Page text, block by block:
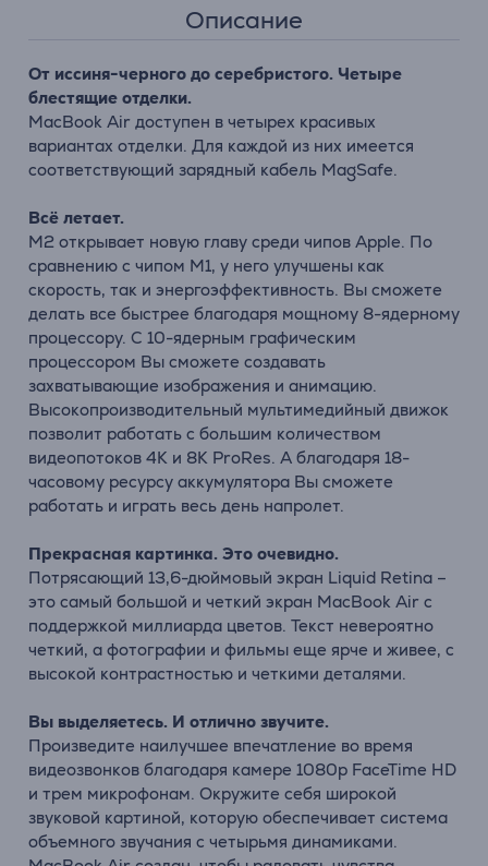
Описание
От иссиня-черного до серебристого. Четыре
блестящие отделки.
MacBook Air доступен в четырех красивых
вариантах отделки. Для каждой из них имеется
соответствующий зарядный кабель MagSafe.
Всё летает.
M2 открывает новую главу среди чипов Apple. По
сравнению с чипом M1, у него улучшены как
скорость, так и энергоэффективность. Вы сможете
делать все быстрее благодаря мощному 8-ядерному
процессору. С 10-ядерным графическим
процессором Вы сможете создавать
захватывающие изображения и анимацию.
Высокопроизводительный мультимедийный движок
позволит работать с большим количеством
видеопотоков 4K и 8K ProRes. А благодаря 18-
часовому ресурсу аккумулятора Вы сможете
работать и играть весь день напролет.
Прекрасная картинка. Это очевидно.
Потрясающий 13,6-дюймовый экран Liquid Retina –
это самый большой и четкий экран MacBook Air с
поддержкой миллиарда цветов. Текст невероятно
четкий, а фотографии и фильмы еще ярче и живее, с
высокой контрастностью и четкими деталями.
Вы выделяетесь. И отлично звучите.
Произведите наилучшее впечатление во время
видеозвонков благодаря камере 1080p FaceTime HD
и трем микрофонам. Окружите себя широкой
звуковой картиной, которую обеспечивает система
объемного звучания с четырьмя динамиками.